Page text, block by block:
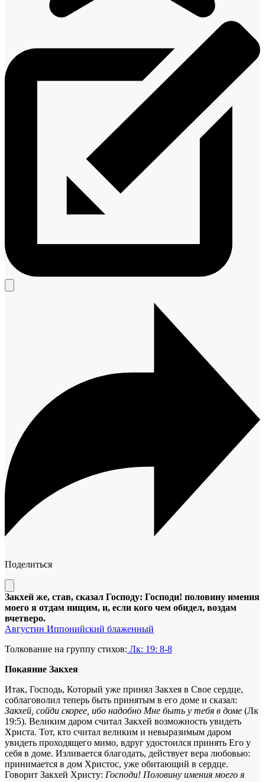
Поделиться
Закхей же, став, сказал Господу: Господи! половину имения
моего я отдам нищим, и, если кого чем обидел, воздам
вчетверо.
Августин Иппонийский блаженный
Толкование на группу стихов: Лк: 19: 8-8
Покаяние Закхея
Итак, Господь, Который уже принял Закхея в Свое сердце,
соблаговолил теперь быть принятым в его доме и сказал:
Закхей, сойди скорее, ибо надобно Мне быть у тебя в доме (Лк
19:5). Великим даром считал Закхей возможность увидеть
Христа. Тот, кто считал великим и невыразимым даром
увидеть проходящего мимо, вдруг удостоился принять Его у
себя в доме. Изливается благодать, действует вера любовью:
принимается в дом Христос, уже обитающий в сердце.
Говорит Закхей Христу: Господи! Половину имения моего я